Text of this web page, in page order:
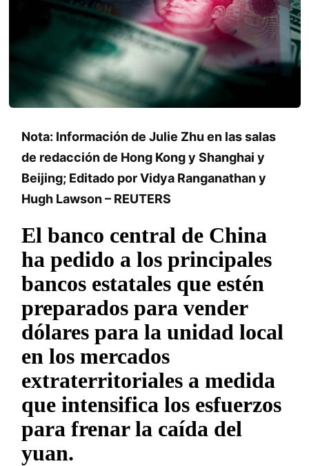
Nota: Información de Julie Zhu en las salas
de redacción de Hong Kong y Shanghai y
Beijing; Editado por Vidya Ranganathan y
Hugh Lawson – REUTERS
El banco central de China
ha pedido a los principales
bancos estatales que estén
preparados para vender
dólares para la unidad local
en los mercados
extraterritoriales a medida
que intensifica los esfuerzos
para frenar la caída del
yuan.